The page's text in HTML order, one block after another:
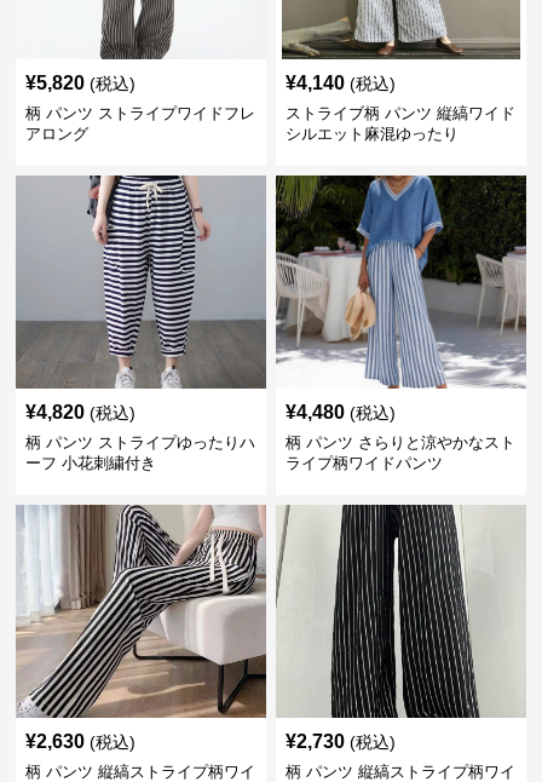
¥5,820 (税込)
柄 パンツ ストライプワイドフレ
アロング
¥4,140 (税込)
ストライブ柄 パンツ 縦縞ワイド
シルエット麻混ゆったり
¥4,820 (税込)
柄 パンツ ストライプゆったりハ
ーフ 小花刺繍付き
¥4,480 (税込)
柄 パンツ さらりと涼やかなスト
ライプ柄ワイドパンツ
¥2,630 (税込)
柄 パンツ 縦縞ストライプ柄ワイ
¥2,730 (税込)
柄 パンツ 縦縞ストライプ柄ワイ